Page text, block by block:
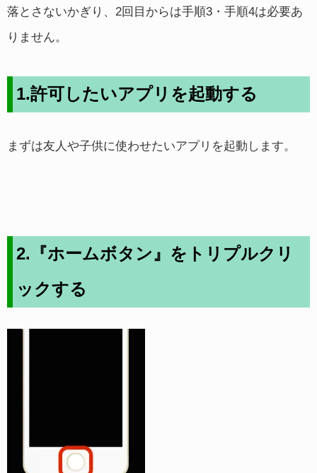
落とさないかぎり、2回目からは手順3・手順4は必要あ
りません。
1.許可したいアプリを起動する
まずは友人や子供に使わせたいアプリを起動します。
2.『ホームボタン』をトリプルクリ
ックする